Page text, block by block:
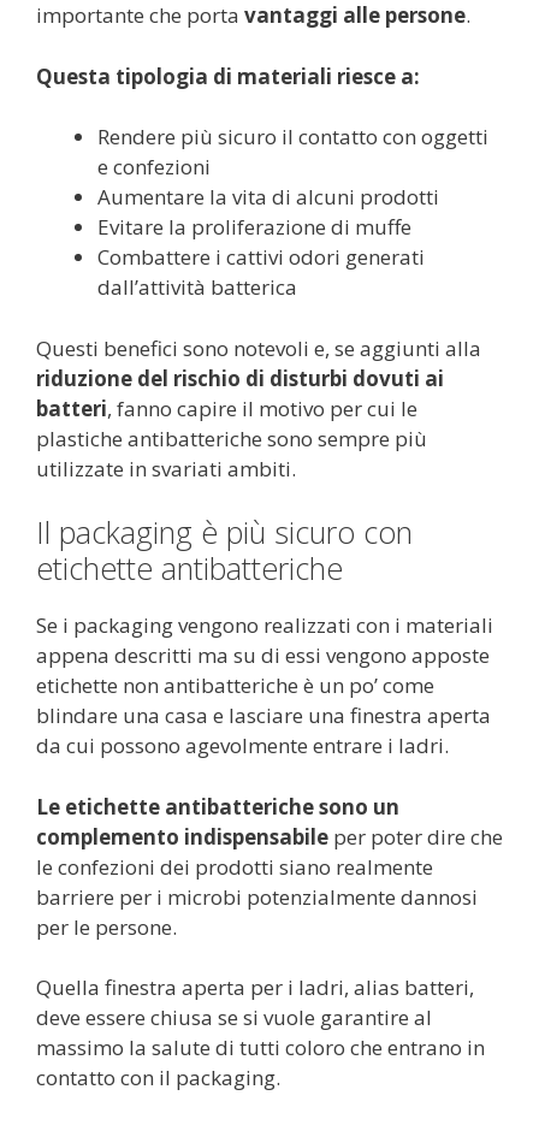
importante che porta vantaggi alle persone.
Questa tipologia di materiali riesce a:
Rendere più sicuro il contatto con oggetti
e confezioni
Aumentare la vita di alcuni prodotti
Evitare la proliferazione di muffe
Combattere i cattivi odori generati
dall’attività batterica
Questi benefici sono notevoli e, se aggiunti alla
riduzione del rischio di disturbi dovuti ai
batteri, fanno capire il motivo per cui le
plastiche antibatteriche sono sempre più
utilizzate in svariati ambiti.
Il packaging è più sicuro con
etichette antibatteriche
Se i packaging vengono realizzati con i materiali
appena descritti ma su di essi vengono apposte
etichette non antibatteriche è un po’ come
blindare una casa e lasciare una finestra aperta
da cui possono agevolmente entrare i ladri.
Le etichette antibatteriche sono un
complemento indispensabile per poter dire che
le confezioni dei prodotti siano realmente
barriere per i microbi potenzialmente dannosi
per le persone.
Quella finestra aperta per i ladri, alias batteri,
deve essere chiusa se si vuole garantire al
massimo la salute di tutti coloro che entrano in
contatto con il packaging.